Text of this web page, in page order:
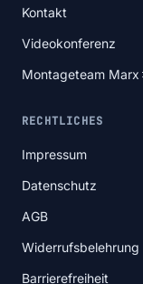
Kontakt
Videokonferenz
Montageteam Marx
RECHTLICHES
Impressum
Datenschutz
AGB
Widerrufsbelehrung
Barrierefreiheit